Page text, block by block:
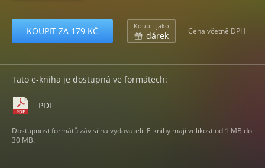
KOUPIT ZA 179 KČ Koupit jako
dárek Cena včetně DPH
Tato e-kniha je dostupná ve formátech:
PDF
Dostupnost formátů závisí na vydavateli. E-knihy mají velikost od 1 MB do
30 MB.